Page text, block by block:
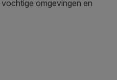
omgevingen en